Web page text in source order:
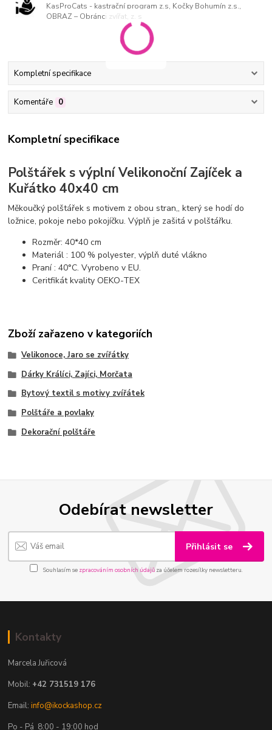
KasProCats - kastrační program z.s, Kočky Bohumín z.s.,
OBRAZ – Obránci zvířat, z. s
Kompletní specifikace
Komentáře 0
Kompletní specifikace
Polštářek s výplní Velikonoční Zajíček a
Kuřátko 40x40 cm
Měkoučký polštářek s motivem z obou stran,, který se hodí do
ložnice, pokoje nebo pokojíčku. Výplň je zašitá v polštářku.
Rozměr: 40*40 cm
Materiál : 100 % polyester, výplň duté vlákno
Praní : 40°C. Vyrobeno v EU.
Ceritfikát kvality OEKO-TEX
Zboží zařazeno v kategoriích
Velikonoce, Jaro se zvířátky
Dárky Králíci, Zajíci, Morčata
Bytový textil s motivy zvířátek
Polštáře a povlaky
Dekorační polštáře
Odebírat newsletter
Přihlásit se
Souhlasím se zpracováním osobních údajůza účelem rozesílky newsletteru.
Kontakty
Marcela Juřicová
Mobil: +42 731519 176
Email:info@ikockashop.cz
Po - Pá 8:00 - 19:00 hod